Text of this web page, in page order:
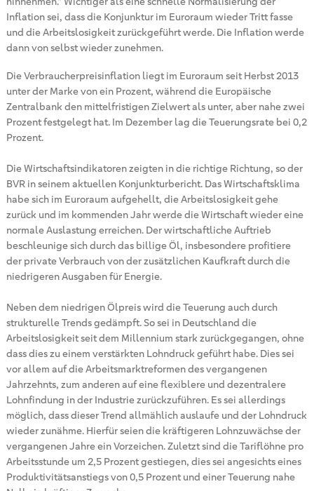
Inflation sei, dass die Konjunktur im Euroraum wieder Tritt fasse
und die Arbeitslosigkeit zurückgeführt werde. Die Inflation werde
dann von selbst wieder zunehmen.
Die Verbraucherpreisinflation liegt im Euroraum seit Herbst 2013
unter der Marke von ein Prozent, während die Europäische
Zentralbank den mittelfristigen Zielwert als unter, aber nahe zwei
Prozent festgelegt hat. Im Dezember lag die Teuerungsrate bei 0,2
Prozent.
Die Wirtschaftsindikatoren zeigten in die richtige Richtung, so der
BVR in seinem aktuellen Konjunkturbericht. Das Wirtschaftsklima
habe sich im Euroraum aufgehellt, die Arbeitslosigkeit gehe
zurück und im kommenden Jahr werde die Wirtschaft wieder eine
normale Auslastung erreichen. Der wirtschaftliche Auftrieb
beschleunige sich durch das billige Öl, insbesondere profitiere
der private Verbrauch von der zusätzlichen Kaufkraft durch die
niedrigeren Ausgaben für Energie.
Neben dem niedrigen Ölpreis wird die Teuerung auch durch
strukturelle Trends gedämpft. So sei in Deutschland die
Arbeitslosigkeit seit dem Millennium stark zurückgegangen, ohne
dass dies zu einem verstärkten Lohndruck geführt habe. Dies sei
vor allem auf die Arbeitsmarktreformen des vergangenen
Jahrzehnts, zum anderen auf eine flexiblere und dezentralere
Lohnfindung in der Industrie zurückzuführen. Es sei allerdings
möglich, dass dieser Trend allmählich auslaufe und der Lohndruck
wieder zunähme. Hierfür seien die kräftigeren Lohnzuwächse der
vergangenen Jahre ein Vorzeichen. Zuletzt sind die Tariflöhne pro
Arbeitsstunde um 2,5 Prozent gestiegen, dies sei angesichts eines
Produktivitätsanstiegs von 0,5 Prozent und einer Teuerung nahe